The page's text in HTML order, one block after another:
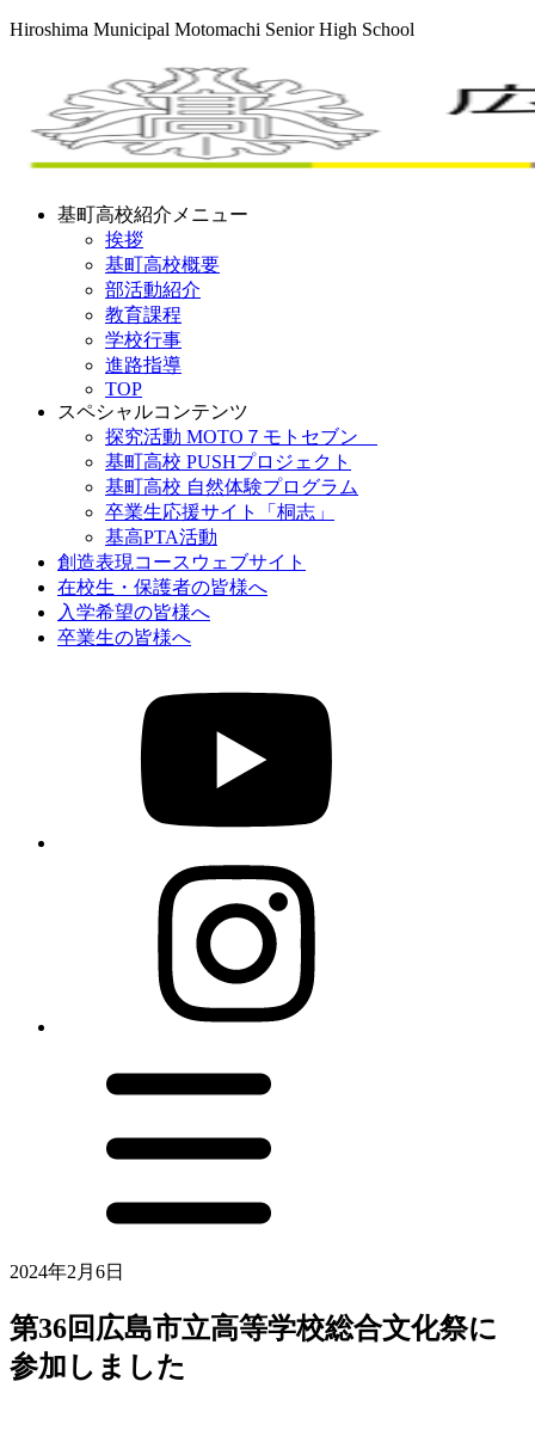
Hiroshima Municipal Motomachi Senior High School
基町高校紹介メニュー
挨拶
基町高校概要
部活動紹介
教育課程
学校行事
進路指導
TOP
スペシャルコンテンツ
探究活動 MOTO７モトセブン
基町高校 PUSHプロジェクト
基町高校 自然体験プログラム
卒業生応援サイト「桐志」
基高PTA活動
創造表現コースウェブサイト
在校生・保護者の皆様へ
入学希望の皆様へ
卒業生の皆様へ
2024年2月6日
第36回広島市立高等学校総合文化祭に
参加しました